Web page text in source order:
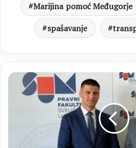
Marijina pomoć Međugorje
spašavanje
Pravni
fakultet